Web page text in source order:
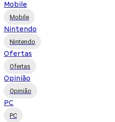
Mobile
Mobile
Nintendo
Nintendo
Ofertas
Ofertas
Opinião
Opinião
PC
PC